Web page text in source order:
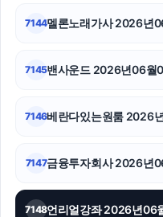
7144멜론노래가사 2026년
7145밴사운드 2026년06월
7146베란다있는원룸 2026
7147금융투자회사 2026년
7148언리얼강좌 2026년06